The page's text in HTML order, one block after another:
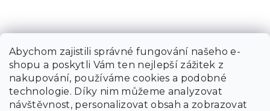
Abychom zajistili správné fungování našeho e-
shopu a poskytli Vám ten nejlepší zážitek z
nakupování, používáme cookies a podobné
technologie. Díky nim můžeme analyzovat
návštěvnost, personalizovat obsah a zobrazovat